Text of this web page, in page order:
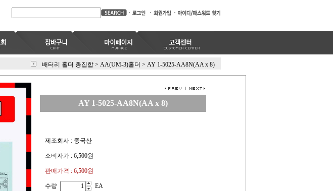
배터리 홀더 총집합 > AA(UM-3)홀더 > AY 1-5025-AA8N(AA x 8)
AY 1-5025-AA8N(AA x 8)
제조회사 : 중국산
소비자가 : 6,500원
판매가격 : 6,500원
수량 EA